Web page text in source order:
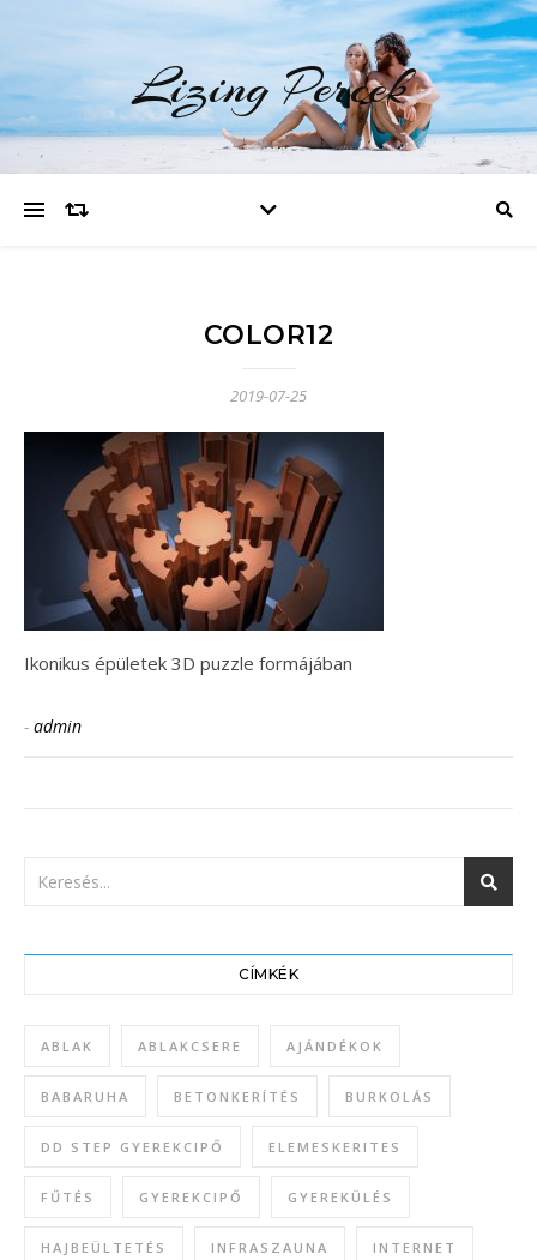
Lizing Percek
COLOR12
2019-07-25
Ikonikus épületek 3D puzzle formájában
- admin
CÍMKÉK
ABLAK ABLAKCSERE AJÁNDÉKOK
BABARUHA BETONKERÍTÉS BURKOLÁS
DD STEP GYEREKCIPŐ ELEMESKERITES
FŰTÉS GYEREKCIPŐ GYEREKÜLÉS
HAJBEÜLTETÉS INFRASZAUNA INTERNET